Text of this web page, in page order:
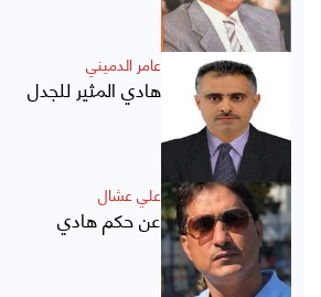
عامر الدميني
هادي المثير للجدل
علي عشال
عن حكم هادي